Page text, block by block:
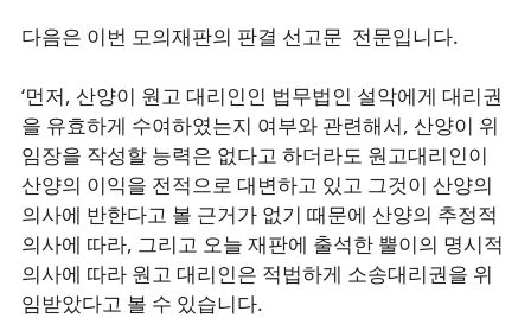
다음은 이번 모의재판의 판결 선고문 전문입니다.
‘먼저, 산양이 원고 대리인인 법무법인 설악에게 대리권
을 유효하게 수여하였는지 여부와 관련해서, 산양이 위
임장을 작성할 능력은 없다고 하더라도 원고대리인이
산양의 이익을 전적으로 대변하고 있고 그것이 산양의
의사에 반한다고 볼 근거가 없기 때문에 산양의 추정적
의사에 따라, 그리고 오늘 재판에 출석한 뿔이의 명시적
의사에 따라 원고 대리인은 적법하게 소송대리권을 위
임받았다고 볼 수 있습니다.